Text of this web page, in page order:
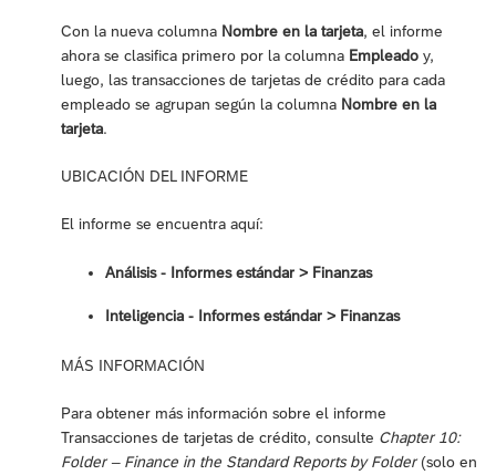
Con la nueva columna Nombre en la tarjeta, el informe
ahora se clasifica primero por la columna Empleado y,
luego, las transacciones de tarjetas de crédito para cada
empleado se agrupan según la columna Nombre en la
tarjeta.
UBICACIÓN DEL INFORME
El informe se encuentra aquí:
Análisis - Informes estándar ‎> Finanzas
Inteligencia - Informes estándar ‎> Finanzas
MÁS INFORMACIÓN
Para obtener más información sobre el informe
Transacciones de tarjetas de crédito, consulte Chapter 10:
Folder – Finance in the Standard Reports by Folder(solo en